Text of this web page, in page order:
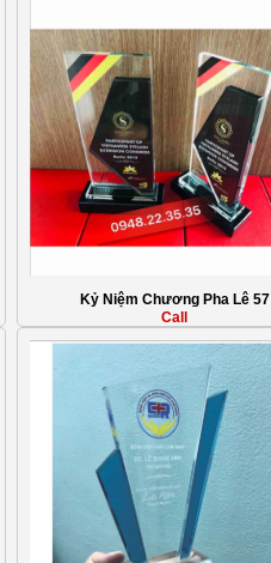
Kỷ Niệm Chương Pha Lê 57
Call